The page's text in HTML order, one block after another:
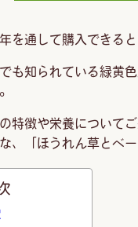
を通して購入できる
も知られている緑黄
特徴や栄養について
、「ほうれん草とベ